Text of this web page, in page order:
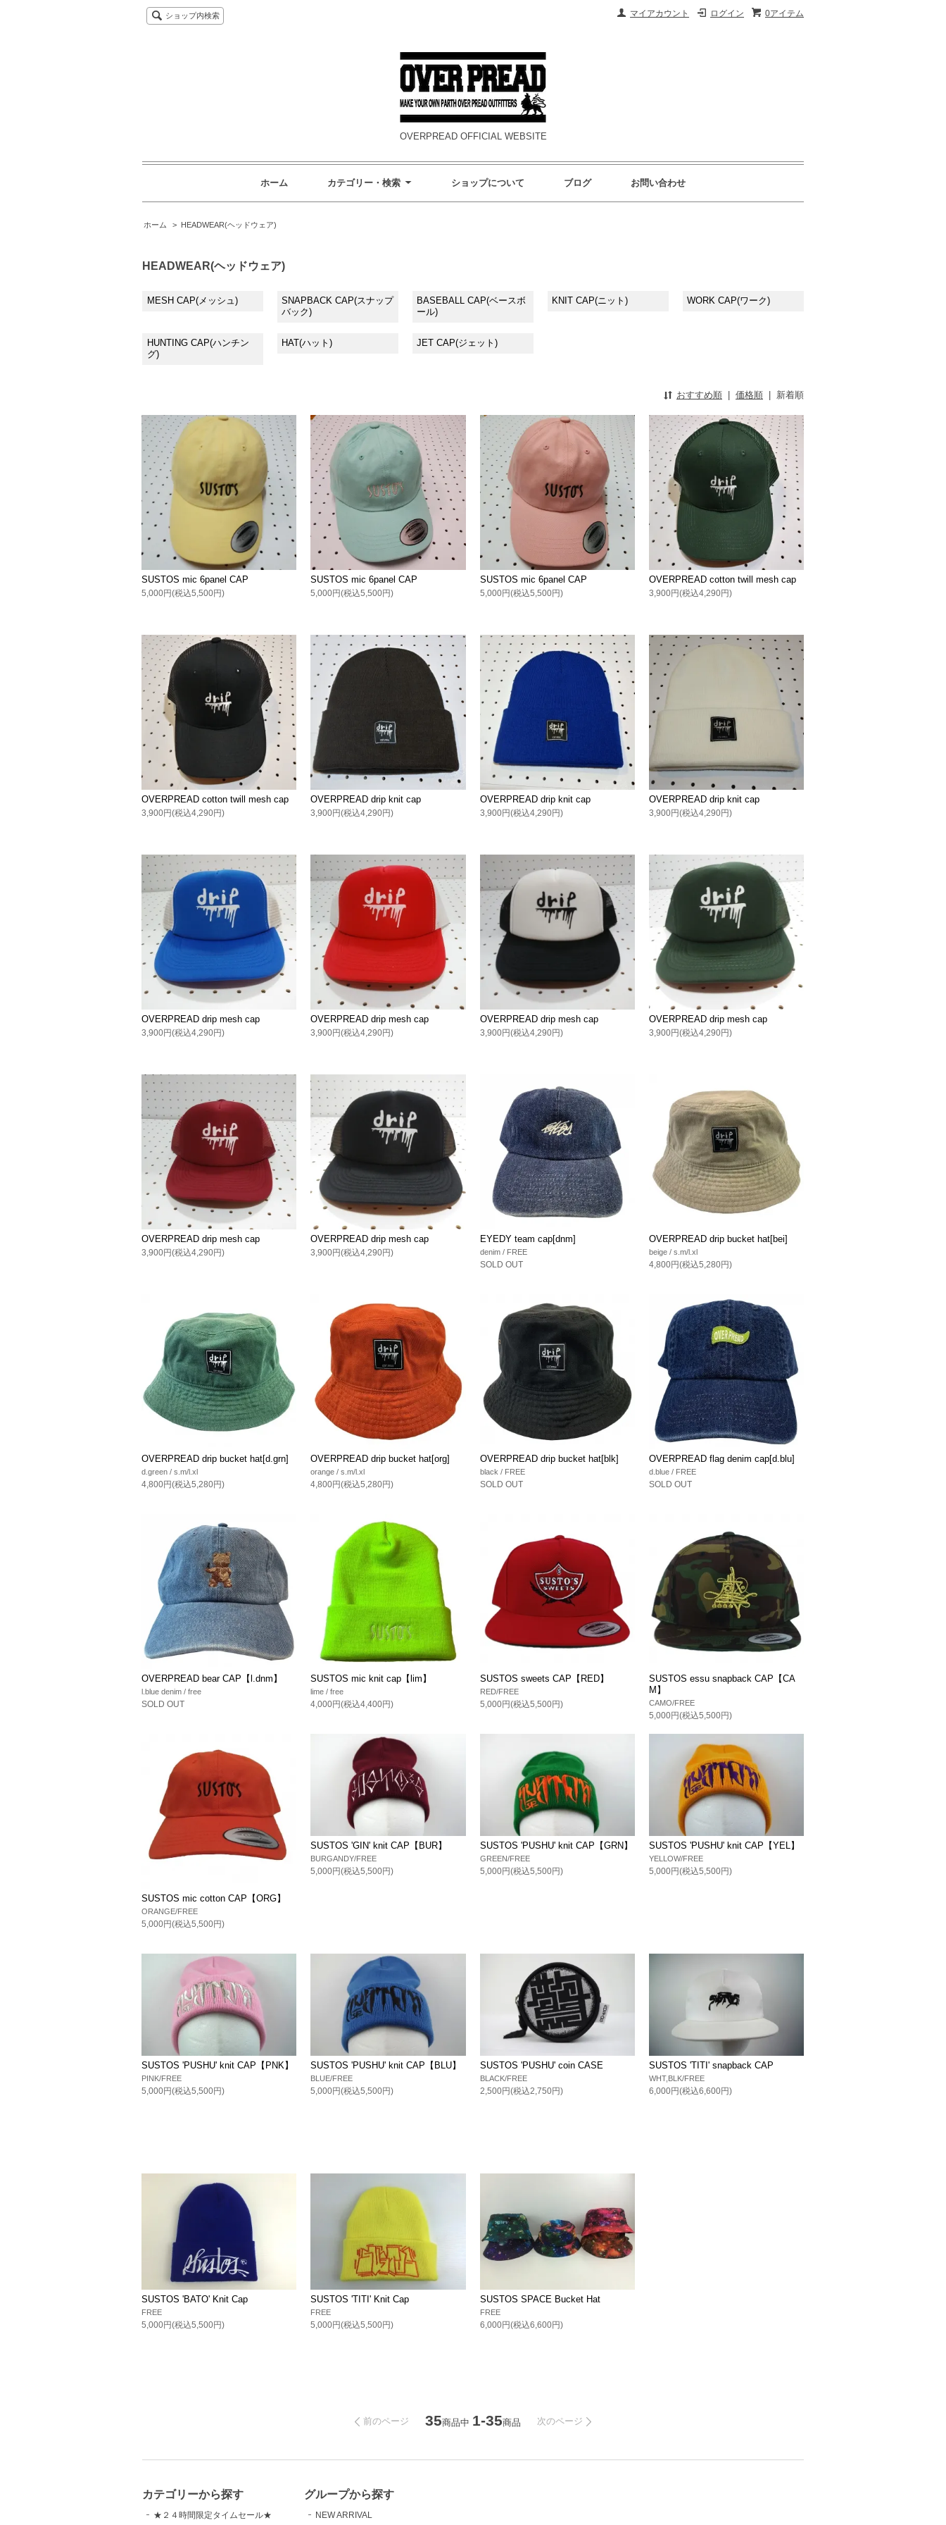
0アイテム
ログイン
マイアカウント
ショップ内検索
OVERPREAD OFFICIAL WEBSITE
ホーム カテゴリー・検索 ショップについて ブログ お問い合わせ
ホーム > HEADWEAR(ヘッドウェア)
HEADWEAR(ヘッドウェア)
MESH CAP(メッシュ)
SNAPBACK CAP(スナップ
バック)
BASEBALL CAP(ベースボ
ール)
KNIT CAP(ニット) WORK CAP(ワーク)
HUNTING CAP(ハンチン
グ)
HAT(ハット) JET CAP(ジェット)
おすすめ順 | 価格順 | 新着順
SUSTOS mic 6panel CAP
5,000円(税込5,500円)
SUSTOS mic 6panel CAP
5,000円(税込5,500円)
SUSTOS mic 6panel CAP
5,000円(税込5,500円)
OVERPREAD cotton twill mesh cap
3,900円(税込4,290円)
OVERPREAD cotton twill mesh cap
3,900円(税込4,290円)
OVERPREAD drip knit cap
3,900円(税込4,290円)
OVERPREAD drip knit cap
3,900円(税込4,290円)
OVERPREAD drip knit cap
3,900円(税込4,290円)
OVERPREAD drip mesh cap
3,900円(税込4,290円)
OVERPREAD drip mesh cap
3,900円(税込4,290円)
OVERPREAD drip mesh cap
3,900円(税込4,290円)
OVERPREAD drip mesh cap
3,900円(税込4,290円)
OVERPREAD drip mesh cap
3,900円(税込4,290円)
OVERPREAD drip mesh cap
3,900円(税込4,290円)
EYEDY team cap[dnm]
denim / FREE
SOLD OUT
OVERPREAD drip bucket hat[bei]
beige / s.m/l.xl
4,800円(税込5,280円)
OVERPREAD drip bucket hat[d.grn]
d.green / s.m/l.xl
4,800円(税込5,280円)
OVERPREAD drip bucket hat[org]
orange / s.m/l.xl
4,800円(税込5,280円)
OVERPREAD drip bucket hat[blk]
black / FREE
SOLD OUT
OVERPREAD flag denim cap[d.blu]
d.blue / FREE
SOLD OUT
OVERPREAD bear CAP【l.dnm】
l.blue denim / free
SOLD OUT
SUSTOS mic knit cap【lim】
lime / free
4,000円(税込4,400円)
SUSTOS sweets CAP【RED】
RED/FREE
5,000円(税込5,500円)
SUSTOS essu snapback CAP【CA
M】
CAMO/FREE
5,000円(税込5,500円)
SUSTOS mic cotton CAP【ORG】
ORANGE/FREE
5,000円(税込5,500円)
SUSTOS 'GIN' knit CAP【BUR】
BURGANDY/FREE
5,000円(税込5,500円)
SUSTOS 'PUSHU' knit CAP【GRN】
GREEN/FREE
5,000円(税込5,500円)
SUSTOS 'PUSHU' knit CAP【YEL】
YELLOW/FREE
5,000円(税込5,500円)
SUSTOS 'PUSHU' knit CAP【PNK】
PINK/FREE
5,000円(税込5,500円)
SUSTOS 'PUSHU' knit CAP【BLU】
BLUE/FREE
5,000円(税込5,500円)
SUSTOS 'PUSHU' coin CASE
BLACK/FREE
2,500円(税込2,750円)
SUSTOS 'TITI' snapback CAP
WHT,BLK/FREE
6,000円(税込6,600円)
SUSTOS 'BATO' Knit Cap
FREE
5,000円(税込5,500円)
SUSTOS 'TITI' Knit Cap
FREE
5,000円(税込5,500円)
SUSTOS SPACE Bucket Hat
FREE
6,000円(税込6,600円)
前のページ 35商品中 1-35商品 次のページ
カテゴリーから探す
★２４時間限定タイムセール★
グループから探す
NEW ARRIVAL